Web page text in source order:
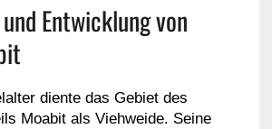
Entwicklung von
diente das Gebiet des
Moabit als Viehweide. Seine